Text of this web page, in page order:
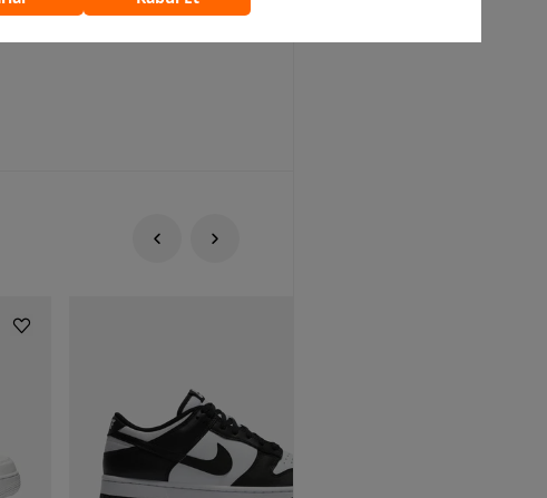
başlayabilirsiniz.